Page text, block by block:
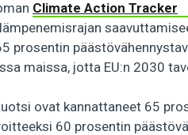
Climate Action Tracker
prosentin
maissa, jotta EU:n 2030
ovat kannattaneet 65
60 prosentin